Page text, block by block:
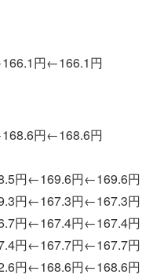
円←166.1円
円←168.6円
円←169.6円←169.6円
円←167.3円←167.3円
円←167.4円←167.4円
円←167.7円←167.7円
円←168.6円←168.6円